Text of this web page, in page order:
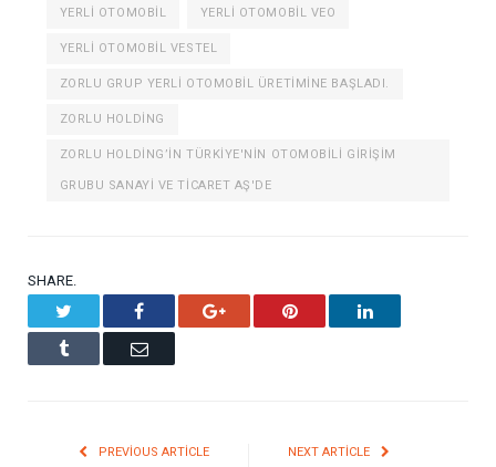
YERLI OTOMOBIL YERLI OTOMOBIL VEO
YERLI OTOMOBIL VESTEL
ZORLU GRUP YERLI OTOMOBIL ÜRETIMINE BAŞLADI.
ZORLU HOLDING
ZORLU HOLDING’IN TÜRKIYE'NIN OTOMOBILI GIRIŞIM
GRUBU SANAYI VE TICARET AŞ'DE
SHARE.
Facebook Google+ Pinterest LinkedIn
Tumblr Email
PREVIOUS ARTICLE NEXT ARTICLE